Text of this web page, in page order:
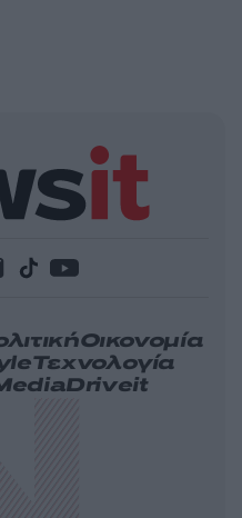
Οικονομία
Τεχνολογία
Driveit